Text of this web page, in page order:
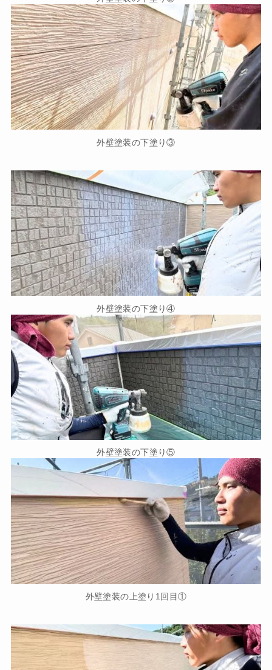
外壁塗装の下塗り③
外壁塗装の下塗り④
外壁塗装の下塗り⑤
外壁塗装の上塗り1回目①